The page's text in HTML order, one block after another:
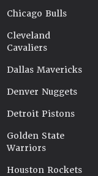
Chicago Bulls
Cleveland
Cavaliers
Dallas Mavericks
Denver Nuggets
Detroit Pistons
Golden State
Warriors
Houston Rockets